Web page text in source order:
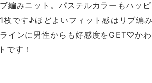
編みニット。パステルカラーもハッピ
です♪ほどよいフィット感はリブ編み
インに男性からも好感度をGET♡かわ
です！